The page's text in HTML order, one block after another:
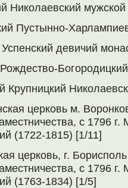
Николаевский
Пустынно-
девичий
Крупницкий
церковь м.
с 1796
(1722-1815) [1/11]
церковь, г.
с 1796
(1763-1834) [1/5]